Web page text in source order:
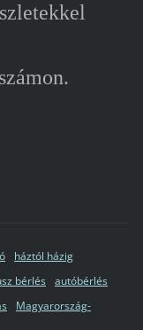
háztól házig
bérlés
autóbérlés
Magyarország-